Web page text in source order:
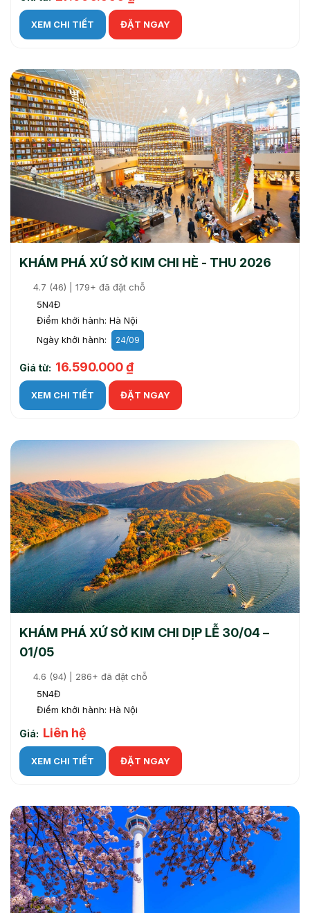
XEM CHI TIẾT ĐẶT NGAY
KHÁM PHÁ XỨ SỞ KIM CHI HÈ - THU 2026
4.7 (46) | 179+ đã đặt chỗ
5N4Đ
Điểm khởi hành: Hà Nội
Ngày khởi hành:
24/09
Giá từ: 16.590.000 ₫
XEM CHI TIẾT ĐẶT NGAY
KHÁM PHÁ XỨ SỞ KIM CHI DỊP LỄ 30/04 –
01/05
4.6 (94) | 286+ đã đặt chỗ
5N4Đ
Điểm khởi hành: Hà Nội
Giá: Liên hệ
XEM CHI TIẾT ĐẶT NGAY